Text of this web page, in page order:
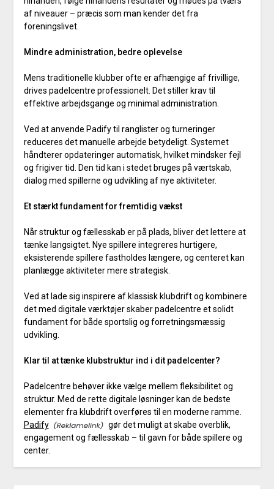
af niveauer – præcis som man kender det fra
foreningslivet.
Mindre administration, bedre oplevelse
Mens traditionelle klubber ofte er afhængige af frivillige,
drives padelcentre professionelt. Det stiller krav til
effektive arbejdsgange og minimal administration.
Ved at anvende Padify til ranglister og turneringer
reduceres det manuelle arbejde betydeligt. Systemet
håndterer opdateringer automatisk, hvilket mindsker fejl
og frigiver tid. Den tid kan i stedet bruges på værtskab,
dialog med spillerne og udvikling af nye aktiviteter.
Et stærkt fundament for fremtidig vækst
Når struktur og fællesskab er på plads, bliver det lettere at
tænke langsigtet. Nye spillere integreres hurtigere,
eksisterende spillere fastholdes længere, og centeret kan
planlægge aktiviteter mere strategisk.
Ved at lade sig inspirere af klassisk klubdrift og kombinere
det med digitale værktøjer skaber padelcentre et solidt
fundament for både sportslig og forretningsmæssig
udvikling.
Klar til at tænke klubstruktur ind i dit padelcenter?
Padelcentre behøver ikke vælge mellem fleksibilitet og
struktur. Med de rette digitale løsninger kan de bedste
elementer fra klubdrift overføres til en moderne ramme.
Padify
gør det muligt at skabe overblik,
engagement og fællesskab – til gavn for både spillere og
center.